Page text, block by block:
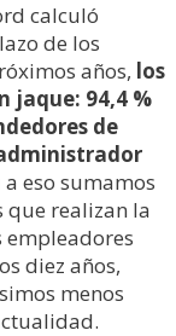
calculó
de los
años, los
jaque: 94,4 %
de
a eso sumamos
que realizan la
empleadores
diez años,
menos